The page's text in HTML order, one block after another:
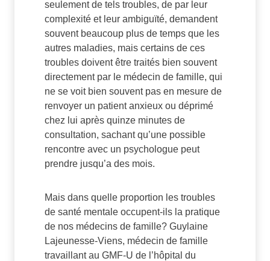
seulement de tels troubles, de par leur
complexité et leur ambiguïté, demandent
souvent beaucoup plus de temps que les
autres maladies, mais certains de ces
troubles doivent être traités bien souvent
directement par le médecin de famille, qui
ne se voit bien souvent pas en mesure de
renvoyer un patient anxieux ou déprimé
chez lui après quinze minutes de
consultation, sachant qu’une possible
rencontre avec un psychologue peut
prendre jusqu’a des mois.
Mais dans quelle proportion les troubles
de santé mentale occupent-ils la pratique
de nos médecins de famille? Guylaine
Lajeunesse-Viens, médecin de famille
travaillant au GMF-U de l’hôpital du